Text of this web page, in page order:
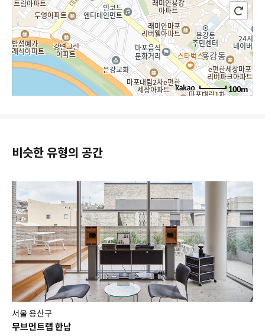
100m
비슷한 유형의 공간
서울 용산구
무브먼트랩 한남